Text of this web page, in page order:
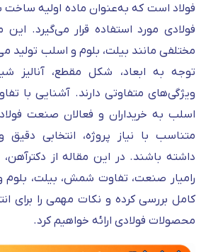
فولاد است که به‌عنوان ماده اولیه ساخت
فولادی مورد استفاده قرار می‌گیرد.
مختلفی مانند بیلت، بلوم و اسلب تولید
توجه به ابعاد، شکل مقطع، آنالیز
ویژگی‌های متفاوتی دارند. آشنایی با
اسلب به خریداران و فعالان صنعت
متناسب با نیاز پروژه، انتخابی
داشته باشند. در این مقاله از دکترآهن،
رامیار صنعت، تفاوت شمش، بیلت، بلوم
کامل بررسی کرده و نکات مهمی را برای
محصولات فولادی ارائه خواهیم کرد.